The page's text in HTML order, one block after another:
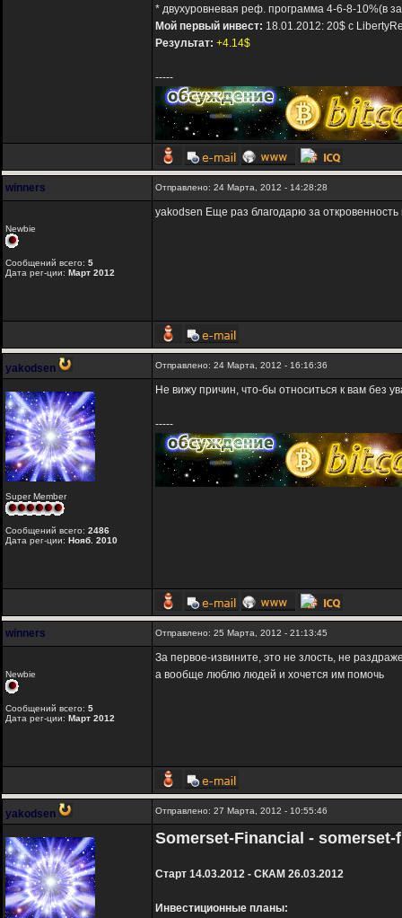
* двухуровневая реф. программа 4-6-8-10%(в
Мой первый инвест: 18.01.2012: 20$ с
Результат: +4.14$
-----
winners Отправлено: 24 Марта, 2012 - 14:28:28
Newbie
Сообщений всего: 5
Дата рег-ции: Март 2012
yakodsen Еще раз благодарю за
yakodsen Отправлено: 24 Марта, 2012 - 16:16:36
Super Member
Сообщений всего: 2486
Дата рег-ции: Нояб. 2010
Не вижу причин, что-бы относиться к вам без
-----
winners Отправлено: 25 Марта, 2012 - 21:13:45
Newbie
Сообщений всего: 5
Дата рег-ции: Март 2012
За первое-извините, это не злость, не
а вообще люблю людей и хочется им помочь
yakodsen Отправлено: 27 Марта, 2012 - 10:55:46
Somerset-Financial -
Старт 14.03.2012 - СКАМ 26.03.2012
Инвестиционные планы: